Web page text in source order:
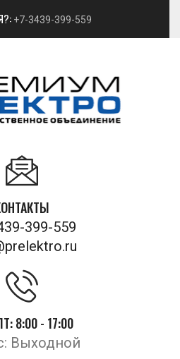
+7-3439-399-559
399-559
8:00 - 17:00
Выходной